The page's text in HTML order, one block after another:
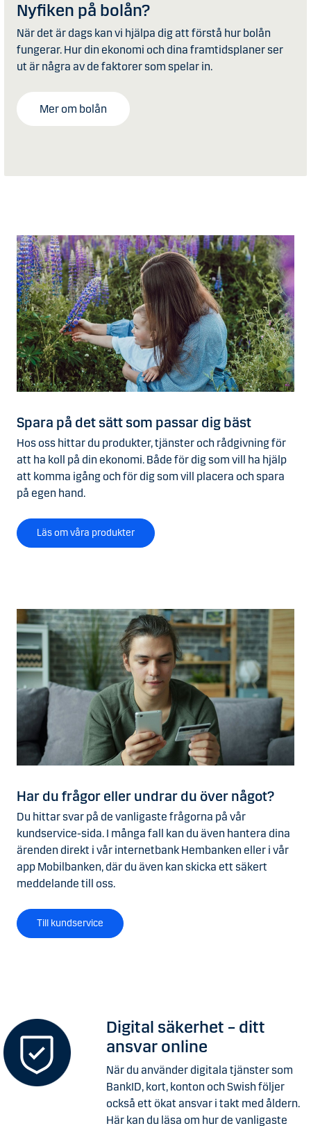
Nyfiken på bolån?
När det är dags kan vi hjälpa dig att förstå hur bolån
fungerar. Hur din ekonomi och dina framtidsplaner ser
ut är några av de faktorer som spelar in.
Mer om bolån
Spara på det sätt som passar dig bäst
Hos oss hittar du produkter, tjänster och rådgivning för
att ha koll på din ekonomi. Både för dig som vill ha hjälp
att komma igång och för dig som vill placera och spara
på egen hand.
Läs om våra produkter
Har du frågor eller undrar du över något?
Du hittar svar på de vanligaste frågorna på vår
kundservice-sida. I många fall kan du även hantera dina
ärenden direkt i vår internetbank Hembanken eller i vår
app Mobilbanken, där du även kan skicka ett säkert
meddelande till oss.
Till kundservice
Digital säkerhet – ditt
ansvar online
När du använder digitala tjänster som
BankID, kort, konton och Swish följer
också ett ökat ansvar i takt med åldern.
Här kan du läsa om hur de vanligaste